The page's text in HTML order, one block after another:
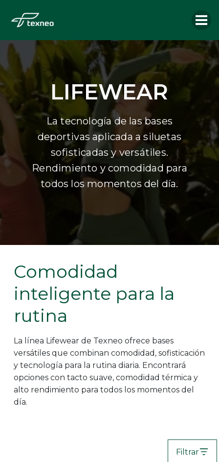
LIFEWEAR
La tecnología de las bases
deportivas aplicada a siluetas
sofisticadas y versátiles.
Rendimiento y comodidad para
todos los momentos del día.
Comodidad
inteligente para la
rutina
La línea Lifewear de Texneo ofrece bases
versátiles que combinan comodidad, sofisticación
y tecnología para la rutina diaria. Encontrará
opciones con tacto suave, comodidad térmica y
alto rendimiento para todos los momentos del
día.
Filtrar